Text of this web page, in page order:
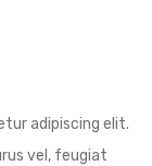
adipiscing elit.
vel, feugiat